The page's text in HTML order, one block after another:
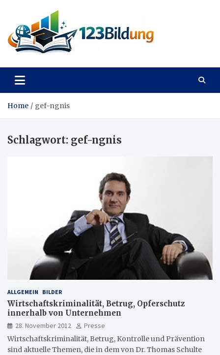
content
123Bildung
Home gef-ngnis
Schlagwort: gef-ngnis
ALLGEMEIN BILDER
Wirtschaftskriminalität, Betrug, Opferschutz
innerhalb von Unternehmen
28. November 2012
Presse
Wirtschaftskriminalität, Betrug, Kontrolle und Prävention
sind aktuelle Themen, die in dem von Dr. Thomas Schulte